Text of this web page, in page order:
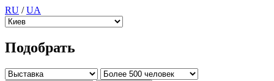
RU /UA
Подобрать